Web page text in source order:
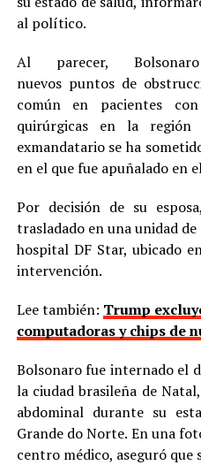
al político.
Al parecer,
nuevos puntos de
común en pacientes
quirúrgicas en la
exmandatario se ha
en el que fue apuñalado en
Por decisión de su
trasladado en una unidad
hospital DF Star, ubicado
intervención.
Lee también: Trump
computadoras y chips de
Bolsonaro fue internado el
la ciudad brasileña de
abdominal durante su
Grande do Norte. En una
centro médico, aseguró que